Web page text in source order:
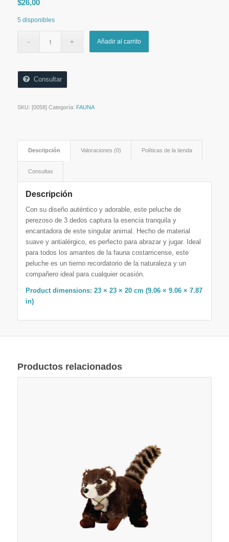
$26,00
5 disponibles
Añadir al carrito
Consultar
SKU: [0058] Categoría: FAUNA
Descripción Valoraciones (0) Políticas de la tienda
Consultas
Descripción
Con su diseño auténtico y adorable, este peluche de
perezoso de 3 dedos captura la esencia tranquila y
encantadora de este singular animal. Hecho de material
suave y antialérgico, es perfecto para abrazar y jugar. Ideal
para todos los amantes de la fauna costarricense, este
peluche es un tierno recordatorio de la naturaleza y un
compañero ideal para cualquier ocasión.
Product dimensions: 23 × 23 × 20 cm (9.06 × 9.06 × 7.87
in)
Productos relacionados